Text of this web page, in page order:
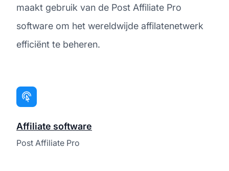
maakt gebruik van de Post Affiliate Pro
software om het wereldwijde affilatenetwerk
efficiënt te beheren.
Affiliate software
Post Affiliate Pro